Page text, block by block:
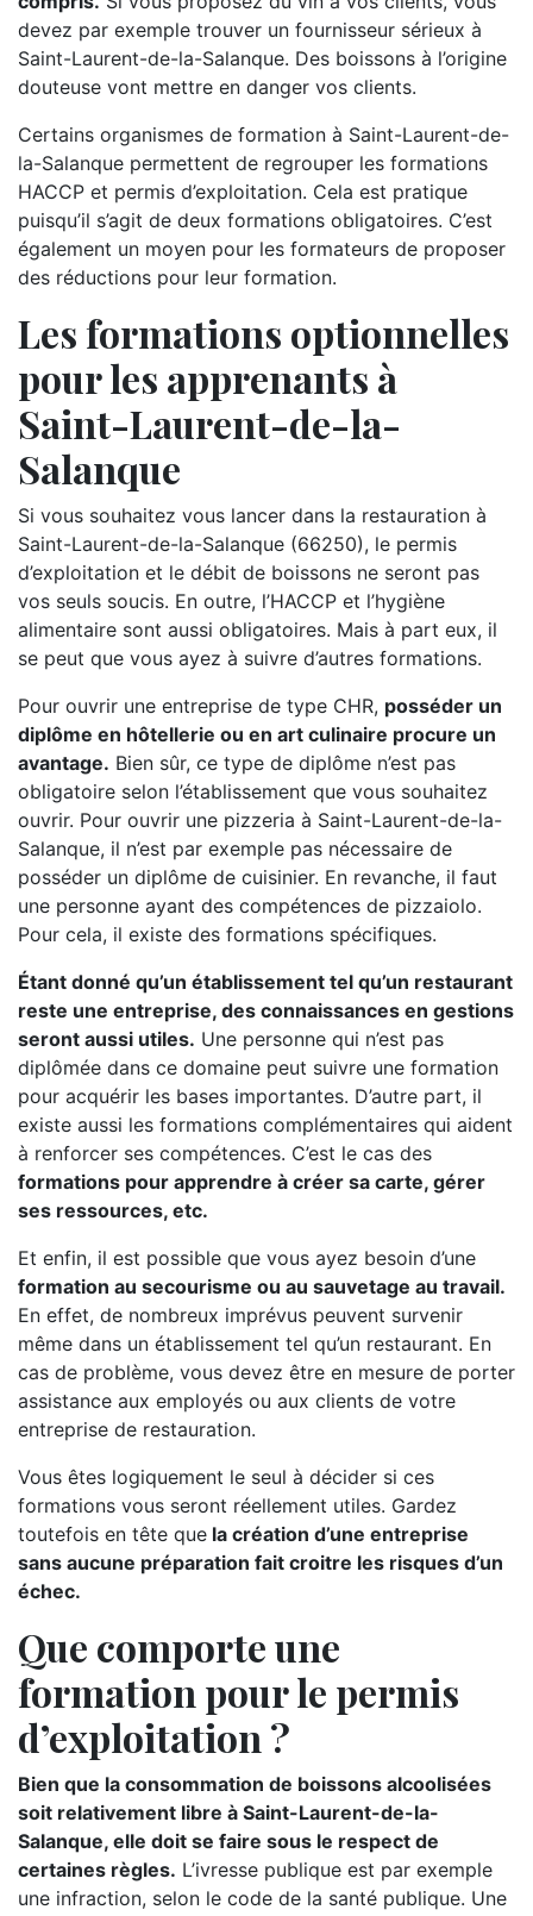
devez par exemple trouver un fournisseur sérieux à
Saint-Laurent-de-la-Salanque. Des boissons à l’origine
douteuse vont mettre en danger vos clients.
Certains organismes de formation à Saint-Laurent-de-
la-Salanque permettent de regrouper les formations
HACCP et permis d’exploitation. Cela est pratique
puisqu’il s’agit de deux formations obligatoires. C’est
également un moyen pour les formateurs de proposer
des réductions pour leur formation.
Les formations optionnelles
pour les apprenants à
Saint-Laurent-de-la-
Salanque
Si vous souhaitez vous lancer dans la restauration à
Saint-Laurent-de-la-Salanque (66250), le permis
d’exploitation et le débit de boissons ne seront pas
vos seuls soucis. En outre, l’HACCP et l’hygiène
alimentaire sont aussi obligatoires. Mais à part eux, il
se peut que vous ayez à suivre d’autres formations.
Pour ouvrir une entreprise de type CHR, posséder un
diplôme en hôtellerie ou en art culinaire procure un
avantage. Bien sûr, ce type de diplôme n’est pas
obligatoire selon l’établissement que vous souhaitez
ouvrir. Pour ouvrir une pizzeria à Saint-Laurent-de-la-
Salanque, il n’est par exemple pas nécessaire de
posséder un diplôme de cuisinier. En revanche, il faut
une personne ayant des compétences de pizzaiolo.
Pour cela, il existe des formations spécifiques.
Étant donné qu’un établissement tel qu’un restaurant
reste une entreprise, des connaissances en gestions
seront aussi utiles. Une personne qui n’est pas
diplômée dans ce domaine peut suivre une formation
pour acquérir les bases importantes. D’autre part, il
existe aussi les formations complémentaires qui aident
à renforcer ses compétences. C’est le cas des
formations pour apprendre à créer sa carte, gérer
ses ressources, etc.
Et enfin, il est possible que vous ayez besoin d’une
formation au secourisme ou au sauvetage au travail.
En effet, de nombreux imprévus peuvent survenir
même dans un établissement tel qu’un restaurant. En
cas de problème, vous devez être en mesure de porter
assistance aux employés ou aux clients de votre
entreprise de restauration.
Vous êtes logiquement le seul à décider si ces
formations vous seront réellement utiles. Gardez
toutefois en tête que la création d’une entreprise
sans aucune préparation fait croitre les risques d’un
échec.
Que comporte une
formation pour le permis
d’exploitation ?
Bien que la consommation de boissons alcoolisées
soit relativement libre à Saint-Laurent-de-la-
Salanque, elle doit se faire sous le respect de
certaines règles. L’ivresse publique est par exemple
une infraction, selon le code de la santé publique. Une